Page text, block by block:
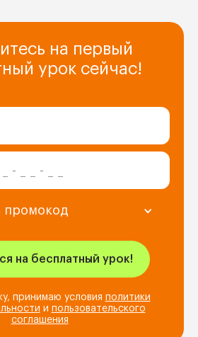
на первый
урок сейчас!
промокод
принимаю условия политики
и пользовательского
соглашения